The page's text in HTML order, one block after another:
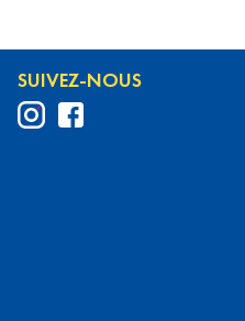
SUIVEZ-NOUS